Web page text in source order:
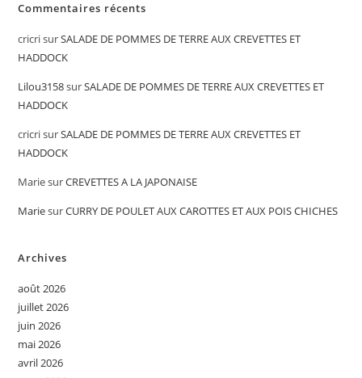
Commentaires récents
cricrisurSALADE DE POMMES DE TERRE AUX CREVETTES ET
HADDOCK
Lilou3158surSALADE DE POMMES DE TERRE AUX CREVETTES ET
HADDOCK
cricrisurSALADE DE POMMES DE TERRE AUX CREVETTES ET
HADDOCK
MariesurCREVETTES A LA JAPONAISE
MariesurCURRY DE POULET AUX CAROTTES ET AUX POIS CHICHES
Archives
août 2026
juillet 2026
juin 2026
mai 2026
avril 2026